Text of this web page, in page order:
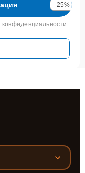
-25%
конфиденциальности